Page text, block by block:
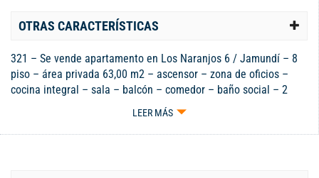
OTRAS CARACTERÍSTICAS
321 – Se vende apartamento en Los Naranjos 6 / Jamundí – 8
piso – área privada 63,00 m2 – ascensor – zona de oficios –
cocina integral – sala – balcón – comedor – baño social – 2
alcobas – alcoba principal con baño – estudio u otra alcoba –
´000.000 – negociables. La unidad cuenta con salón social –
LEER MÁS